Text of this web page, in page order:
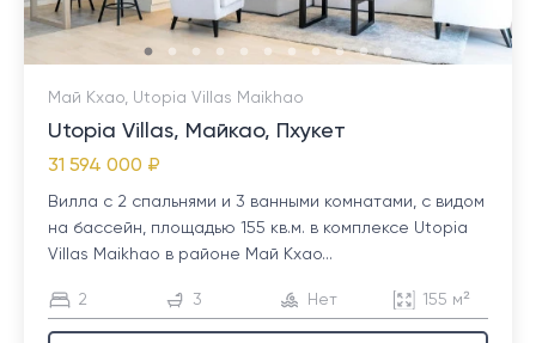
Май Кхао, Utopia Villas Maikhao
Utopia Villas, Майкао, Пхукет
31 594 000 ₽
Вилла с 2 спальнями и 3 ванными комнатами, с видом
на бассейн, площадью 155 кв.м. в комплексе Utopia
Villas Maikhao в районе Май Кхао...
2 3 Нет 155 м²